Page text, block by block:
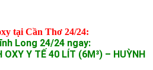
tại Cần Thơ 24/24:
Long 24/24 ngay:
OXY Y TẾ 40 LÍT (6M³) – HUỲNH